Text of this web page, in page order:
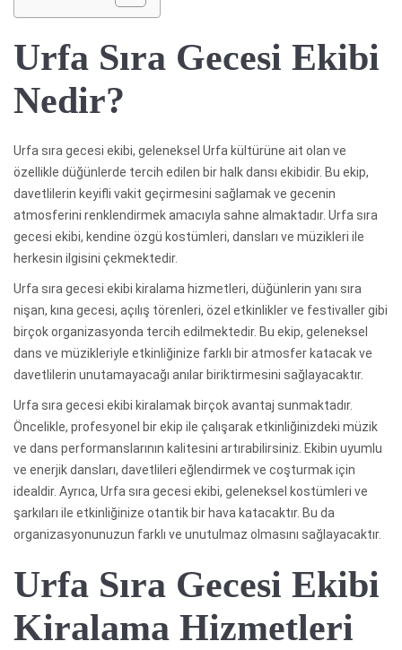
Urfa Sıra Gecesi Ekibi
Nedir?
Urfa sıra gecesi ekibi, geleneksel Urfa kültürüne ait olan ve
özellikle düğünlerde tercih edilen bir halk dansı ekibidir. Bu ekip,
davetlilerin keyifli vakit geçirmesini sağlamak ve gecenin
atmosferini renklendirmek amacıyla sahne almaktadır. Urfa sıra
gecesi ekibi, kendine özgü kostümleri, dansları ve müzikleri ile
herkesin ilgisini çekmektedir.
Urfa sıra gecesi ekibi kiralama hizmetleri, düğünlerin yanı sıra
nişan, kına gecesi, açılış törenleri, özel etkinlikler ve festivaller gibi
birçok organizasyonda tercih edilmektedir. Bu ekip, geleneksel
dans ve müzikleriyle etkinliğinize farklı bir atmosfer katacak ve
davetlilerin unutamayacağı anılar biriktirmesini sağlayacaktır.
Urfa sıra gecesi ekibi kiralamak birçok avantaj sunmaktadır.
Öncelikle, profesyonel bir ekip ile çalışarak etkinliğinizdeki müzik
ve dans performanslarının kalitesini artırabilirsiniz. Ekibin uyumlu
ve enerjik dansları, davetlileri eğlendirmek ve coşturmak için
idealdir. Ayrıca, Urfa sıra gecesi ekibi, geleneksel kostümleri ve
şarkıları ile etkinliğinize otantik bir hava katacaktır. Bu da
organizasyonunuzun farklı ve unutulmaz olmasını sağlayacaktır.
Urfa Sıra Gecesi Ekibi
Kiralama Hizmetleri